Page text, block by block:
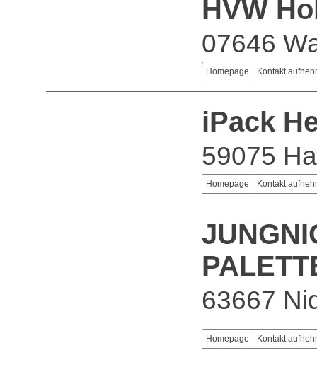
HVW
07646
Homepage Kontakt
iPack
59075
Homepage Kontakt
63667
Homepage Kontakt